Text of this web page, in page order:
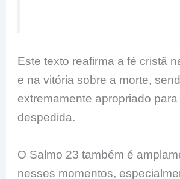
Este texto reafirma a fé cristã
e na vitória sobre a morte,
extremamente apropriado
despedida.
O Salmo 23 também é
nesses momentos,